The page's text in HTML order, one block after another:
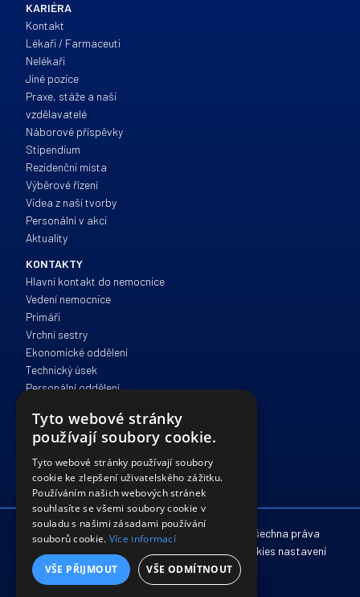
KARIÉRA
Kontakt
Lékaři / Farmaceuti
Nelékaři
Jiné pozice
Praxe, stáže a naši
vzdělavatelé
Náborové příspěvky
Stipendium
Rezidenční místa
Výběrové řízení
Videa z naší tvorby
Personální v akci
Aktuality
KONTAKTY
Hlavní kontakt do nemocnice
Vedení nemocnice
Primáři
Vrchní sestry
Ekonomické oddělení
Technický úsek
Personální oddělení
Správa a provoz
IT oddělení
Právní oddělení
© 2012 - 2026 Nemocnice Havlíčkův Brod. Všechna práva
Cookies nastavení
Vyrobila a spravuje firmaMcRAI
Tyto webové stránky
používají soubory cookie.
Tyto webové stránky používají soubory
cookie ke zlepšení uživatelského zážitku.
Používáním našich webových stránek
souhlasíte se všemi soubory cookie v
souladu s našimi zásadami používání
souborů cookie. Více informací
VŠE PŘIJMOUT VŠE ODMÍTNOUT